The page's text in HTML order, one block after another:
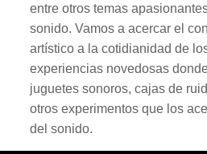
entre otros temas
sonido. Vamos a acercar el
artístico a la cotidianidad de
experiencias novedosas
juguetes sonoros, cajas de
otros experimentos que los
del sonido.